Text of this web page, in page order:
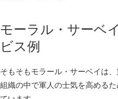
モーラル・サーベ
ビス例
そもそもモラール・サーベイは
組織の中で軍人の士気を高める